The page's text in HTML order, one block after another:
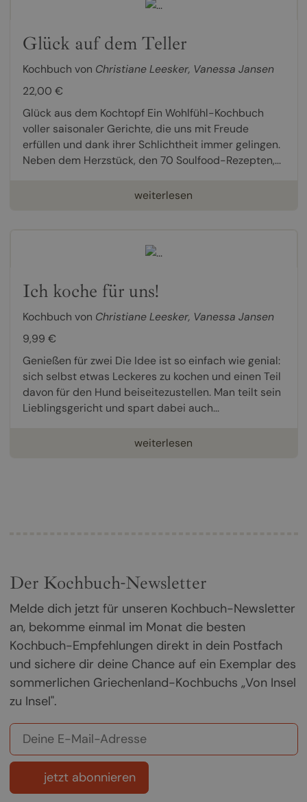
Glück auf dem Teller
Kochbuch von Christiane Leesker, Vanessa Jansen
22,00 €
Glück aus dem Kochtopf Ein Wohlfühl-Kochbuch
voller saisonaler Gerichte, die uns mit Freude
erfüllen und dank ihrer Schlichtheit immer gelingen.
Neben dem Herzstück, den 70 Soulfood-Rezepten,...
weiterlesen
Ich koche für uns!
Kochbuch von Christiane Leesker, Vanessa Jansen
9,99 €
Genießen für zwei Die Idee ist so einfach wie genial:
sich selbst etwas Leckeres zu kochen und einen Teil
davon für den Hund beiseitezustellen. Man teilt sein
Lieblingsgericht und spart dabei auch...
weiterlesen
Der Kochbuch-Newsletter
Melde dich jetzt für unseren Kochbuch-Newsletter
an, bekomme einmal im Monat die besten
Kochbuch-Empfehlungen direkt in dein Postfach
und sichere dir deine Chance auf ein Exemplar des
sommerlichen Griechenland-Kochbuchs „Von Insel
zu Insel".
jetzt abonnieren